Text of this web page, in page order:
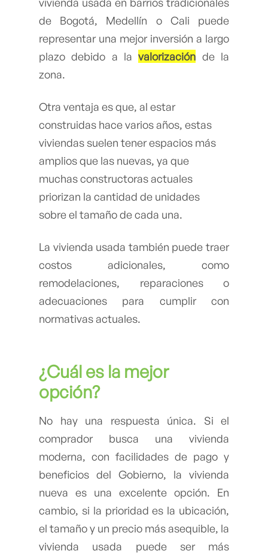
de Bogotá, Medellín o Cali puede
representar una mejor inversión a largo
plazo debido a lavalorización de la
zona.
Otra ventaja es que, al estar
construidas hace varios años, estas
viviendas suelen tener espacios más
amplios que las nuevas, ya que
muchas constructoras actuales
priorizan la cantidad de unidades
sobre el tamaño de cada una.
La vivienda usada también puede traer
costos adicionales, como
remodelaciones, reparaciones o
adecuaciones para cumplir con
normativas actuales.
¿Cuál es la mejor
opción?
No hay una respuesta única. Si el
comprador busca una vivienda
moderna, con facilidades de pago y
beneficios del Gobierno, la vivienda
nueva es una excelente opción. En
cambio, si la prioridad es la ubicación,
el tamaño y un precio más asequible, la
vivienda usada puede ser más